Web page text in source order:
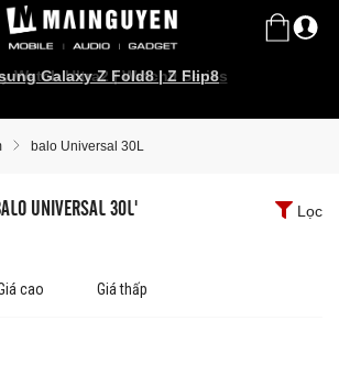
Watch Ultra2 | Watch9 Series
Galaxy Z Fold8 | Z Flip8
balo Universal 30L
UNIVERSAL 30L' Lọc
cao Giá thấp